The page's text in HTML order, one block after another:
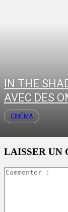
IN THE
AVEC DES
CINÉMA
LAISSER UN